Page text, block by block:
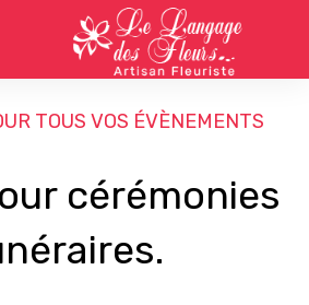
TOUS VOS ÉVÈNEMENTS
cérémonies